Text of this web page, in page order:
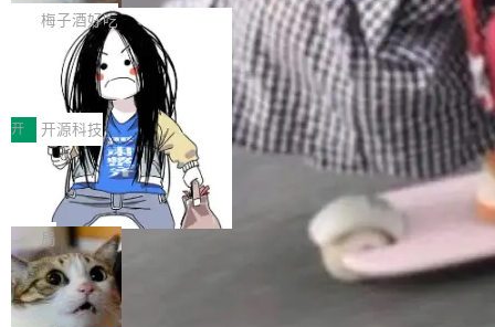
续增长的AI成本该如何优化。 深信服AI算力网关
正是围绕这些实际问题，从Token治理和成本治
理两个方面，让用户的每一份算力都看得清、管
得住、用得稳、省得下、更安全！ 一、从现在开
始，Token使用一目...
wat（Google 员工编号 23，Jeff Dean 二十多
年的编程搭档，MapReduce 和 Bigtable 的共同
作者）、Quoc Le（Google 大脑核心成员，Se
q2Seq 和 DocAI 的共同发明人）以及 Oriol Vin
yals（Gemini 联合负责人，AlphaSta...
把「看得清、用母语、记得住」三件事一次补
齐。 SolonCode 是什么 SolonCode 是杭州无
耳科技研发的企业级终端编码智能体——一位全
中文驱动的数字员工，自主理解需求、规划步
骤、编写代码。不挑模型、不挑平台，curl 一行
装完即用。 开源地址：Gitee · GitCode · GitHu
b 安装 支持 Java 8+（8~26）、macOS / Linu
x / Windows / Harmony PC。 # macOS / Linu
x / Harmony PC curl -fsSL https://solon.noea
r.org/solon...
梅子酒好吃
让“代码语义理解”深度释放AI Coding
价值潜能：华为云码道（CodeArts）
代码仓技术解析
一、代码仓深度理解技术的作用与价值 在软件工
程实践中，代码仓是企业核心知识资产的主要载
体。企业级代码仓库通常包含数十万乃至数百万
个文件，其规模远超单次模型调用可承载的上下
文窗口。随着项目规模的持续扩张与代码历史的
不断累积，代码仓中的模块关系、接口契约、业
务逻辑等关键信息往往分散于数十乃至数百个文
件之中，形成高度复杂的知识关联网络。传统的
代码检索手段（如关键词匹配、目录遍历）仅能
开 开源科技
一条“删库”命令跑 17 小时，算法工程
师删光 89TB 数据只为干私活
最高人民检察院8月4日公布了一起案件：北京一
名90后算法工程师王某，为了给自己接的私活腾
服务器空间，删光了公司AI游戏部门的全部核心
数据。 王某2024年1月入职东城区某科技公司AI
短剧部门，有互联网大厂背景。在公司内部架构
局
Cloudflare 分享推理优化实践：KV ca
che 量化 + 权重压缩，吞吐量提升 4
Kimi 和 GLM 是当前最强的大模型系列之一，但